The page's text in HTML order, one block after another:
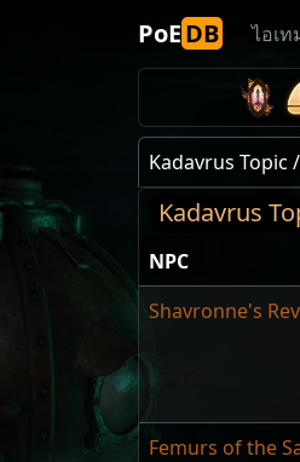
PoEDB ไอเท
Kadavrus Topic
Kadavrus
NPC
Shavronne's
Femurs of the